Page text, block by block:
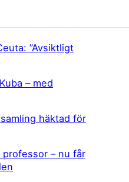
”Avsiktligt
– med
häktad för
– nu får